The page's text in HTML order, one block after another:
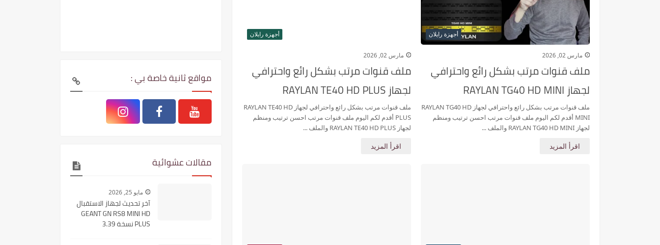
أجهزة رايلان
مارس 02, 2026
ملف قنوات مرتب بشكل رائع واحترافي
لجهاز RAYLAN TG40 HD MINI
ملف قنوات مرتب بشكل رائع واحترافي لجهاز RAYLAN TG40 HD
MINI أقدم لكم اليوم ملف قنوات مرتب احسن ترتيب ومنظم
لجهاز RAYLAN TG40 HD MINI والملف ...
اقرأ المزيد
أجهزة رايلان
مارس 02, 2026
ملف قنوات مرتب بشكل رائع واحترافي
لجهاز RAYLAN TE40 HD PLUS
ملف قنوات مرتب بشكل رائع واحترافي لجهاز RAYLAN TE40 HD
PLUS أقدم لكم اليوم ملف قنوات مرتب احسن ترتيب ومنظم
لجهاز RAYLAN TE40 HD PLUS والملف ...
اقرأ المزيد
مواقع ثانية خاصة بي :
مقالات عشوائية
مايو 25, 2026
آخر تحديث لجهاز الاستقبال
GEANT GN RS8 MINI HD
PLUS نسخة 3.39